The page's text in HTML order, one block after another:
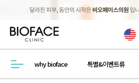
메뉴열기why bioface 특별&이벤트류